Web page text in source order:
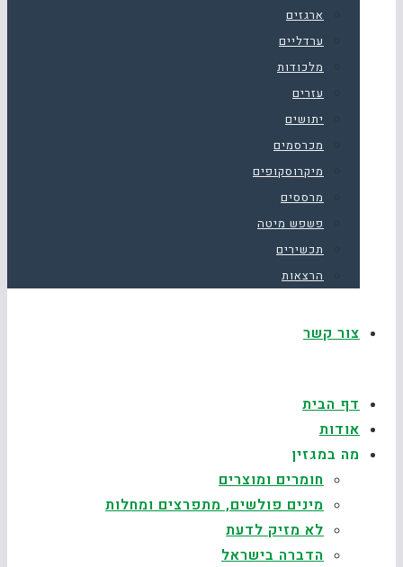
ארגזים
ערדליים
מלכודות
עזרים
יתושים
מכרסמים
מיקרוסקופים
מרססים
פשפש מיטה
תכשירים
הרצאות
צור קשר
דף הבית
אודות
מה במגזין
חומרים ומוצרים
מינים פולשים, מתפרצים ומחלות
לא מזיק לדעת
הדברה בישראל